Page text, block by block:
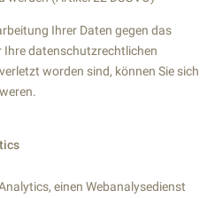
Ihrer Daten gegen das
datenschutzrechtlichen
worden sind, können Sie sich
einen Webanalysedienst